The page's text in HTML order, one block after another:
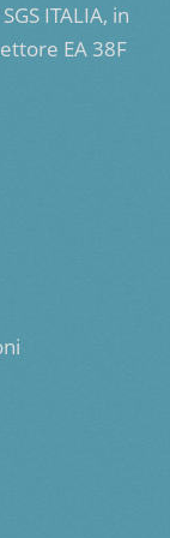
ITALIA, in
EA 38F